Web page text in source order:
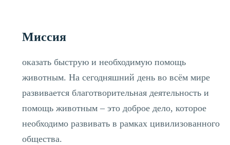
Миссия
оказать быструю и необходимую помощь
животным. На сегодняшний день во всём мире
развивается благотворительная деятельность и
помощь животным – это доброе дело, которое
необходимо развивать в рамках цивилизованного
общества.